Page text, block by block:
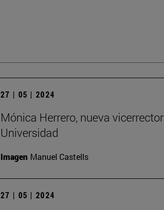
27 | 05 | 2024
Mónica Herrero, nueva
Universidad
Imagen Manuel Castells
27 | 05 | 2024